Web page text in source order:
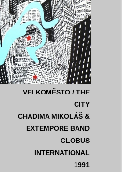
VELKOMĚSTO / THE
CITY
CHADIMA MIKOLÁŠ &
EXTEMPORE BAND
GLOBUS
INTERNATIONAL
1991